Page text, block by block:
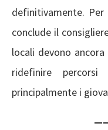
definitivamente.
conclude il
locali devono
ridefinire
principalmente i